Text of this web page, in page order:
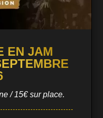
EN JAM
/ 15€ sur place.